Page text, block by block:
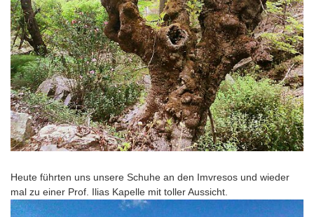
Heute führten uns unsere Schuhe an den Imvresos und wieder
mal zu einer Prof. Ilias Kapelle mit toller Aussicht.